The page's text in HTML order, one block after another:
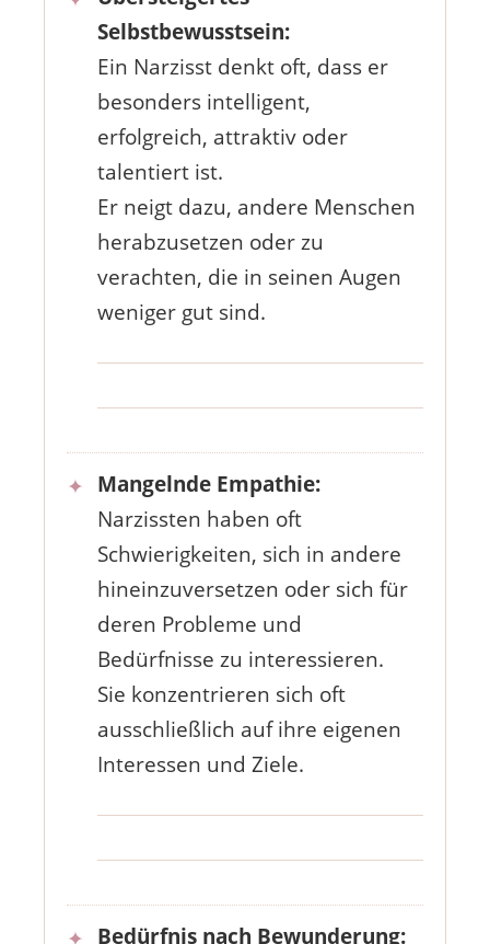
Selbstbewusstsein:
Ein Narzisst denkt oft, dass er
besonders intelligent,
erfolgreich, attraktiv oder
talentiert ist.
Er neigt dazu, andere Menschen
herabzusetzen oder zu
verachten, die in seinen Augen
weniger gut sind.
Mangelnde Empathie:
Narzissten haben oft
Schwierigkeiten, sich in andere
hineinzuversetzen oder sich für
deren Probleme und
Bedürfnisse zu interessieren.
Sie konzentrieren sich oft
ausschließlich auf ihre eigenen
Interessen und Ziele.
Bedürfnis nach Bewunderung: